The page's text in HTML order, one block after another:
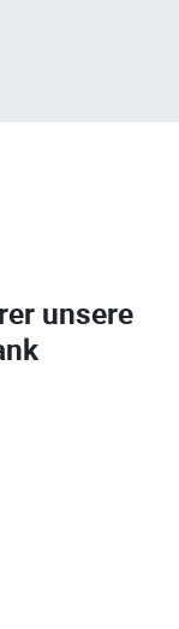
unsere